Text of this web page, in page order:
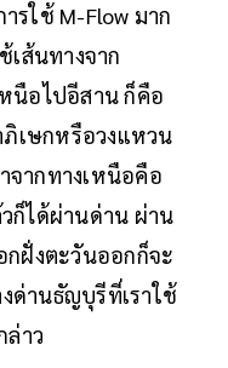
รใช้ M-Flow มาก
เส้นทางจาก
นือไปอีสาน ก็คือ
ภิเษกหรือวงแหวน
ากทางเหนือคือ
ก็ได้ผ่านด่าน ผ่าน
กฝั่งตะวันออกก็จะ
ด่านธัญบุรีที่เราใช้
ล่าว